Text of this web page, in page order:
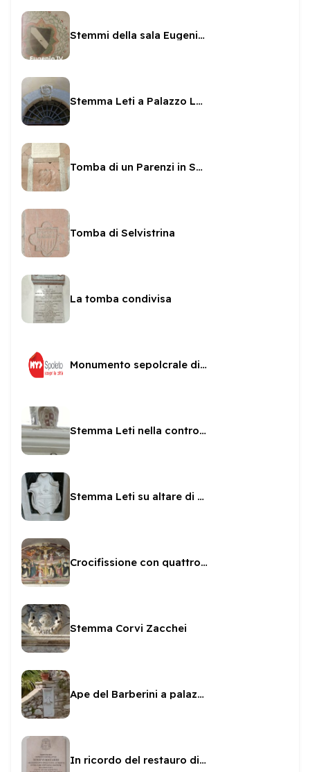
Stemmi della sala Eugenio IV
Stemma Leti a Palazzo Leti
Tomba di un Parenzi in San Ponziano
Tomba di Selvistrina
La tomba condivisa
Monumento sepolcrale di Fulvio Orsini
Stemma Leti nella controfacciata di San Pietro
Stemma Leti su altare di San Brunone
Crocifissione con quattro angeli attribuita allo Spagna
Stemma Corvi Zacchei
Ape del Barberini a palazzo Leonetti Luparini
In ricordo del restauro di San Filippo dal Boccardo